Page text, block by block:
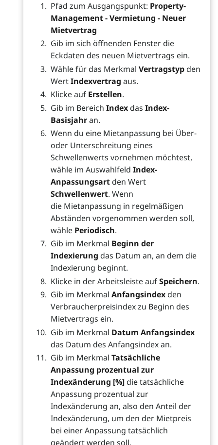
Pfad zum Ausgangspunkt: Property-
Management - Vermietung - Neuer
Mietvertrag
Gib im sich öffnenden Fenster die
Eckdaten des neuen Mietvertrags ein.
Wähle für das Merkmal Vertragstypden
WertIndexvertrag aus.
Klicke auf Erstellen.
Gib im Bereich Indexdas Index-
Basisjahran.
Wenn du eine Mietanpassung bei Über-
oder Unterschreitung eines
Schwellenwerts vornehmen möchtest,
wähle im Auswahlfeld Index-
Anpassungsartden Wert
Schwellenwert. Wenn
die Mietanpassung in regelmäßigen
Abständen vorgenommen werden soll,
wähle Periodisch.
Gib im Merkmal Beginn der
Indexierung das Datum an, an dem die
Indexierung beginnt.
Klicke in der Arbeitsleiste aufSpeichern.
Gib im Merkmal Anfangsindexden
Verbraucherpreisindex zu Beginn des
Mietvertrags ein.
Gib im Merkmal Datum Anfangsindex
das Datum des Anfangsindex an.
Gib im Merkmal Tatsächliche
Anpassung prozentual zur
Indexänderung [%]die tatsächliche
Anpassung prozentual zur
Indexänderung an, also den Anteil der
Indexänderung, um den der Mietpreis
bei einer Anpassung tatsächlich
geändert werden soll.